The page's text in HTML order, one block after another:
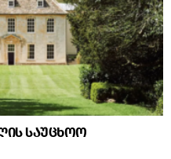
საუცხოო